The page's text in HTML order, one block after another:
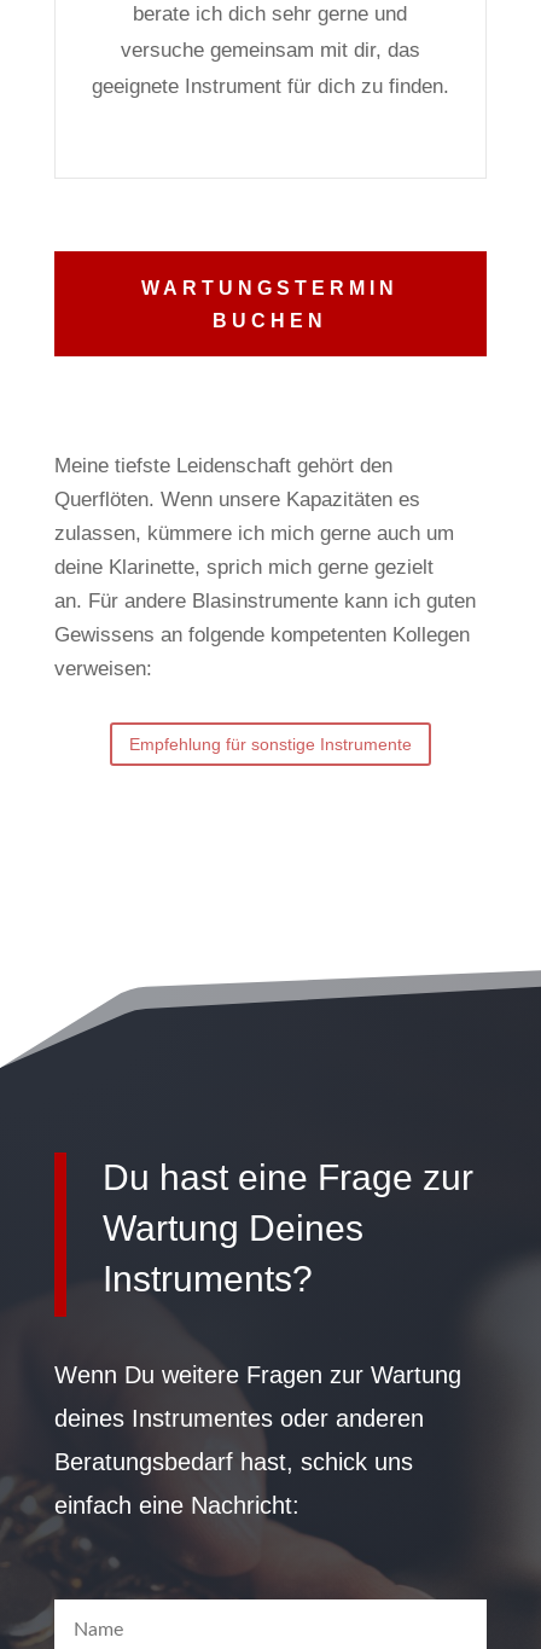
berate ich dich sehr gerne und
versuche gemeinsam mit dir, das
geeignete Instrument für dich zu finden.
WARTUNGSTERMIN
BUCHEN
Meine tiefste Leidenschaft gehört den
Querflöten. Wenn unsere Kapazitäten es
zulassen, kümmere ich mich gerne auch um
deine Klarinette, sprich mich gerne gezielt
an. Für andere Blasinstrumente kann ich guten
Gewissens an folgende kompetenten Kollegen
verweisen:
Empfehlung für sonstige Instrumente
Du hast eine Frage zur
Wartung Deines
Instruments?
Wenn Du weitere Fragen zur Wartung
deines Instrumentes oder anderen
Beratungsbedarf hast, schick uns
einfach eine Nachricht: